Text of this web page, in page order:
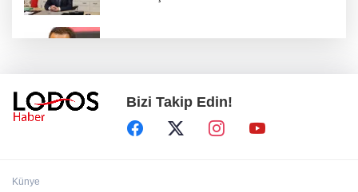
Bakan Gürlek duyurdu: İki çocuk cinayeti
aydınlatıldı!
Bizi Takip Edin!
Künye